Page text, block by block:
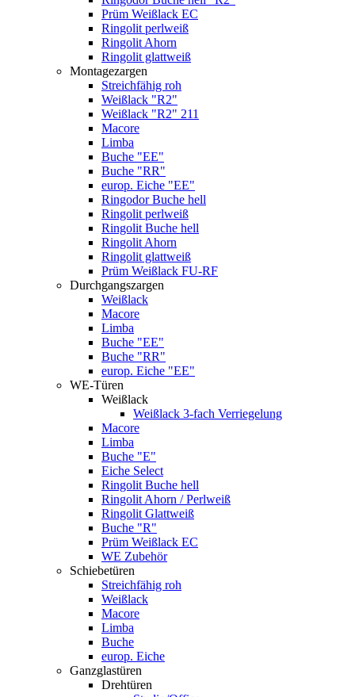
Prüm Weißlack EC
Ringolit perlweiß
Ringolit Ahorn
Ringolit glattweiß
Montagezargen
Streichfähig roh
Weißlack "R2"
Weißlack "R2" 211
Macore
Limba
Buche "EE"
Buche "RR"
europ. Eiche "EE"
Ringodor Buche hell
Ringolit perlweiß
Ringolit Buche hell
Ringolit Ahorn
Ringolit glattweiß
Prüm Weißlack FU-RF
Durchgangszargen
Weißlack
Macore
Limba
Buche "EE"
Buche "RR"
europ. Eiche "EE"
WE-Türen
Weißlack
Weißlack 3-fach Verriegelung
Macore
Limba
Buche "E"
Eiche Select
Ringolit Buche hell
Ringolit Ahorn / Perlweiß
Ringolit Glattweiß
Buche "R"
Prüm Weißlack EC
WE Zubehör
Schiebetüren
Streichfähig roh
Weißlack
Macore
Limba
Buche
europ. Eiche
Ganzglastüren
Drehtüren